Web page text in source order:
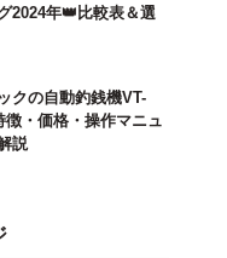
2024年👑比較表＆選
クの自動釣銭機VT-
徴・価格・操作マニュ
説